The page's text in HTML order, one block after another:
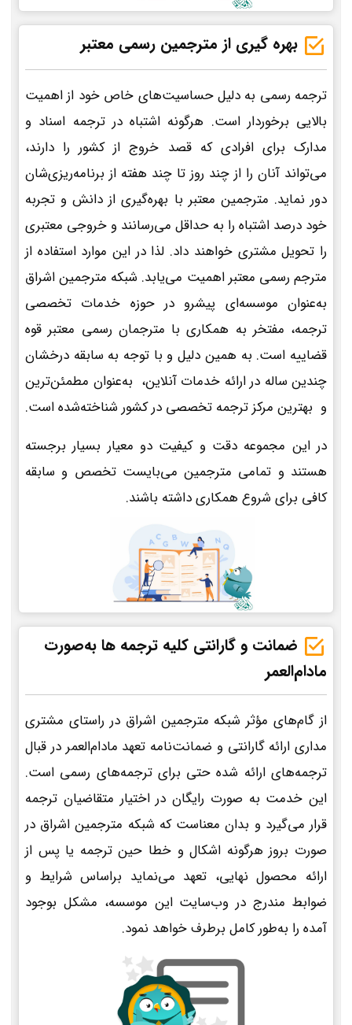
بهره گیری از مترجمین رسمی معتبر
ترجمه رسمی به دلیل حساسیت‌های خاص خود از اهمیت
بالایی برخوردار است. هرگونه اشتباه در ترجمه اسناد و
مدارک برای افرادی که قصد خروج از کشور را دارند،
می‌تواند آنان را از چند روز تا چند هفته از برنامه‌ریزی‌شان
دور نماید. مترجمین معتبر با بهره‌گیری از دانش و تجربه
خود درصد اشتباه را به حداقل می‌رسانند و خروجی معتبری
را تحویل مشتری خواهند داد. لذا در این موارد استفاده از
مترجم رسمی معتبر اهمیت می‌یابد. شبکه مترجمین اشراق
به‌عنوان موسسه‌ای پیشرو در حوزه خدمات تخصصی
ترجمه، مفتخر به همکاری با مترجمان رسمی معتبر قوه
قضاییه است. به همین دلیل و با توجه به سابقه درخشان
چندین ساله در ارائه خدمات آنلاین، به‌عنوان مطمئن‌ترین
و بهترین مرکز ترجمه تخصصی در کشور شناخته‌شده است.
در این مجموعه دقت و کیفیت دو معیار بسیار برجسته
هستند و تمامی مترجمین می‌بایست تخصص و سابقه
کافی برای شروع همکاری داشته باشند.
ضمانت و گارانتی کلیه ترجمه ها به‌صورت
مادام‌العمر
از گام‌های مؤثر شبکه مترجمین اشراق در راستای مشتری
مداری ارائه گارانتی و ضمانت‌نامه تعهد مادام‌العمر در قبال
ترجمه‌های ارائه شده حتی برای ترجمه‌های رسمی است.
این خدمت به صورت رایگان در اختیار متقاضیان ترجمه
قرار می‌گیرد و بدان معناست که شبکه مترجمین اشراق در
صورت بروز هرگونه اشکال و خطا حین ترجمه یا پس از
ارائه محصول نهایی، تعهد می‌نماید براساس شرایط و
ضوابط مندرج در وب‌سایت این موسسه، مشکل بوجود
آمده را به‌طور کامل برطرف خواهد نمود.